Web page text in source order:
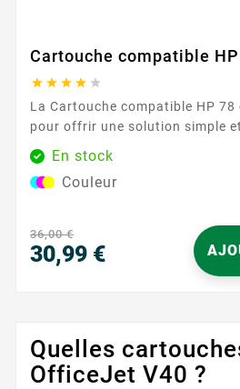
Cartouche compatible
    
La Cartouche compatible HP 78 couleurs est conçue
pour offrir une solution simple
utilisateurs d’imprimantes
78 . Facile à installer, elle
et permet de reprendre
maison comme au bureau, elle
régulières et...
En stock
Couleur
36,00 €
30,99 €
Quelles
OfficeJet V40 ?